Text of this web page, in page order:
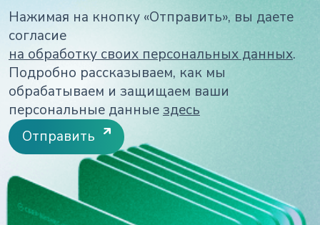
Нажимая на кнопку «Отправить», вы даете
согласие
на обработку своих персональных данных.
Подробно рассказываем, как мы
обрабатываем и защищаем ваши
персональные данныездесь
Отправить